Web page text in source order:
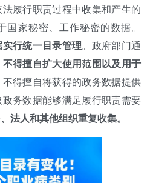
履行职责过程中收集和产生的
国家秘密、工作秘密的数据。
实行统一目录管理。政府部门通
不得擅自扩大使用范围以及用于
不得擅自将获得的政务数据提供
务数据能够满足履行职责需要
法人和其他组织重复收集。